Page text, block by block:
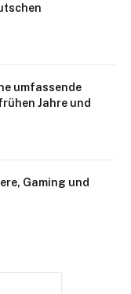
umfassende
Jahre und
Gaming und